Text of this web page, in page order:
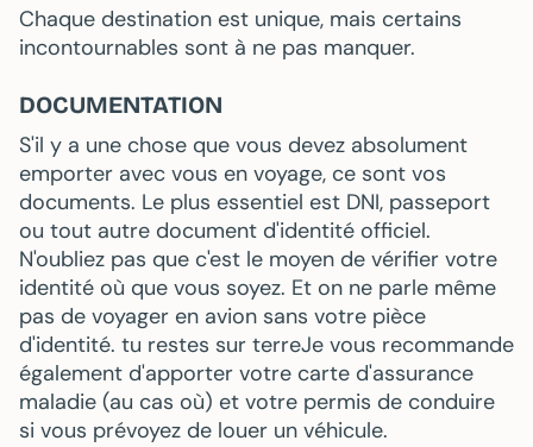
Chaque destination est unique, mais certains
incontournables sont à ne pas manquer.
DOCUMENTATION
S'il y a une chose que vous devez absolument
emporter avec vous en voyage, ce sont vos
documents. Le plus essentiel est DNI, passeport
ou tout autre document d'identité officiel.
N'oubliez pas que c'est le moyen de vérifier votre
identité où que vous soyez. Et on ne parle même
pas de voyager en avion sans votre pièce
d'identité. tu restes sur terreJe vous recommande
également d'apporter votre carte d'assurance
maladie (au cas où) et votre permis de conduire
si vous prévoyez de louer un véhicule.